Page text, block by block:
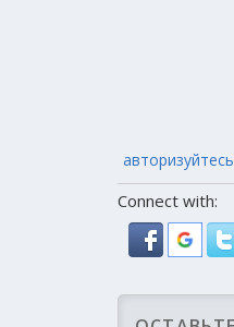
авторизуйтесь
Connect with: